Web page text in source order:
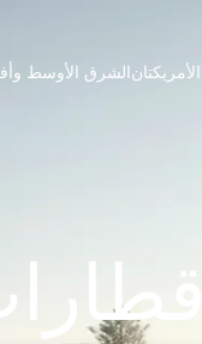
الأمريكتان الشرق الأوسط